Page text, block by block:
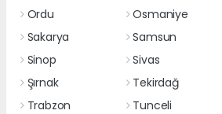
Ordu
Osmaniye
Sakarya
Samsun
Sinop
Sivas
Şırnak
Tekirdağ
Trabzon
Tunceli